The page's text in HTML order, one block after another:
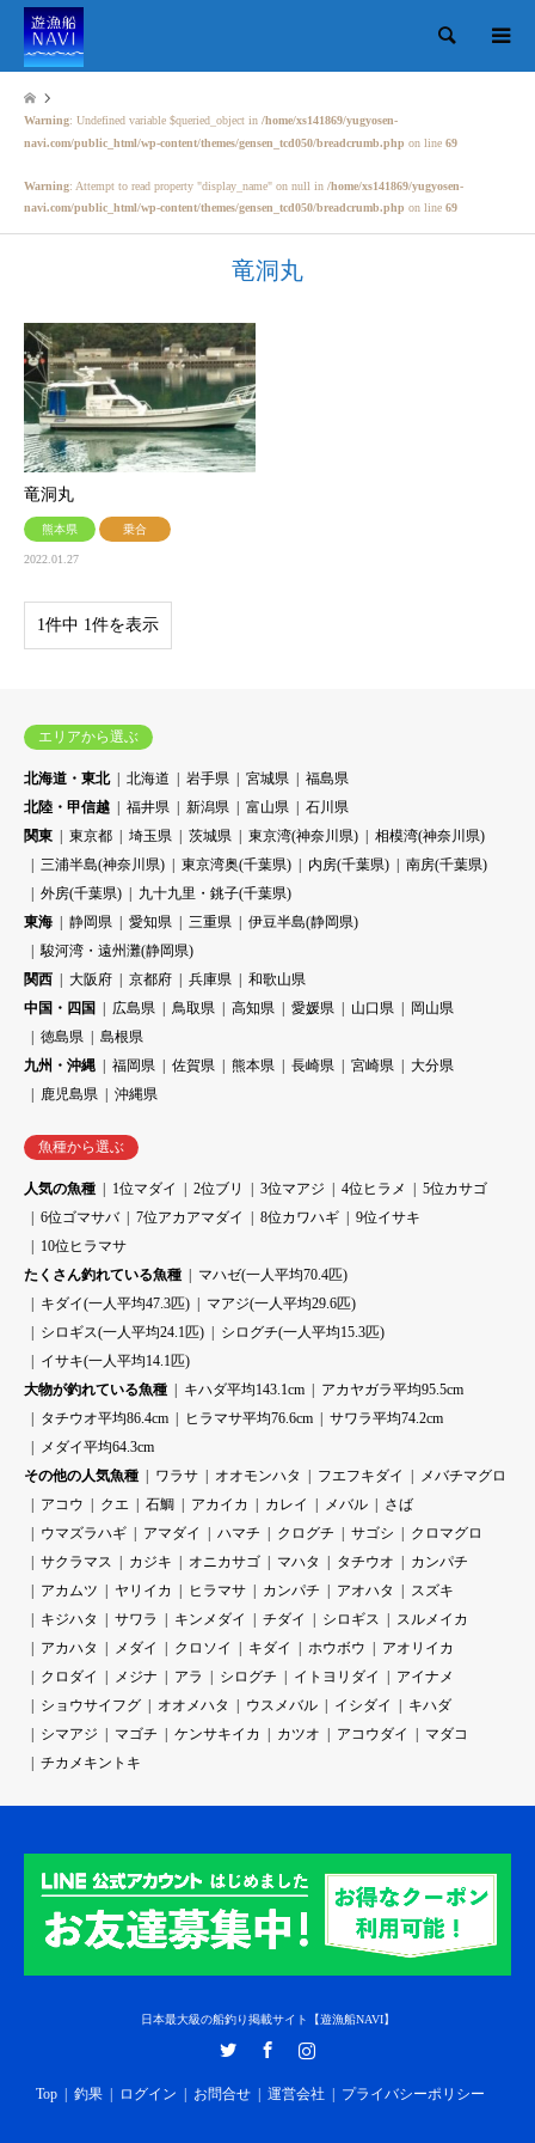
検索
Warning: Undefined variable $queried_object in /home/xs141869/yugyosen-
navi.com/public_html/wp-content/themes/gensen_tcd050/breadcrumb.php on line 69
Warning: Attempt to read property "display_name" on null in /home/xs141869/yugyosen-
navi.com/public_html/wp-content/themes/gensen_tcd050/breadcrumb.php on line 69
竜洞丸
竜洞丸
熊本県 乗合
2022.01.27
1件中 1件を表示
エリアから選ぶ
北海道・東北 北海道 岩手県 宮城県
福島県
北陸・甲信越
福井県 新潟県 富山県
石川県
関東
東京都 埼玉県 茨城県 東京湾(神奈川県)
相模湾(神奈川県)
三浦半島(神奈川県)
東京湾奥(千葉県) 内房(千葉県)
南房(千葉県)
外房(千葉県)
九十九里・銚子(千葉県)
東海
静岡県 愛知県 三重県
伊豆半島(静岡県)
駿河湾・遠州灘(静岡県)
関西
大阪府 京都府 兵庫県
和歌山県
中国・四国
広島県 鳥取県 高知県 愛媛県 山口県
岡山県
徳島県
島根県
九州・沖縄
福岡県 佐賀県 熊本県 長崎県 宮崎県
大分県
鹿児島県
沖縄県
魚種から選ぶ
人気の魚種 1位マダイ 2位ブリ 3位マアジ 4位ヒラメ
5位カサゴ
6位ゴマサバ
7位アカアマダイ 8位カワハギ
9位イサキ
10位ヒラマサ
たくさん釣れている魚種
マハゼ(一人平均70.4匹)
キダイ(一人平均47.3匹)
マアジ(一人平均29.6匹)
シロギス(一人平均24.1匹)
シログチ(一人平均15.3匹)
イサキ(一人平均14.1匹)
大物が釣れている魚種
キハダ平均143.1cm
アカヤガラ平均95.5cm
タチウオ平均86.4cm
ヒラマサ平均76.6cm
サワラ平均74.2cm
メダイ平均64.3cm
その他の人気魚種
ワラサ オオモンハタ フエフキダイ
メバチマグロ
アコウ
クエ 石鯛 アカイカ カレイ メバル
さば
ウマズラハギ
アマダイ ハマチ クログチ サゴシ
クロマグロ
サクラマス
カジキ オニカサゴ マハタ タチウオ
カンパチ
アカムツ
ヤリイカ ヒラマサ カンパチ アオハタ
スズキ
キジハタ
サワラ キンメダイ チダイ シロギス
スルメイカ
アカハタ
メダイ クロソイ キダイ ホウボウ
アオリイカ
クロダイ
メジナ アラ シログチ イトヨリダイ
アイナメ
ショウサイフグ
オオメハタ ウスメバル イシダイ
キハダ
シマアジ
マゴチ ケンサキイカ カツオ アコウダイ
マダコ
チカメキントキ
日本最大級の船釣り掲載サイト【遊漁船NAVI】
Top 釣果 ログイン お問合せ 運営会社 プライバシーポリシー